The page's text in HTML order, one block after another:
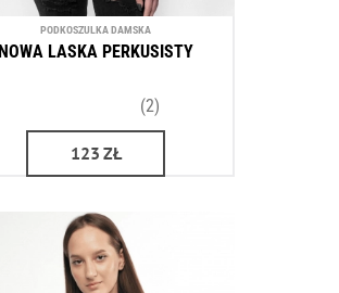
PODKOSZULKA DAMSKA
NOWA LASKA PERKUSISTY
(2)
123 ZŁ